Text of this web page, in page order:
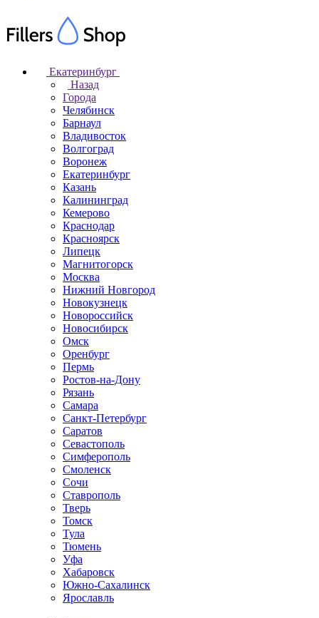
Екатеринбург
Назад
Города
Челябинск
Барнаул
Владивосток
Волгоград
Воронеж
Екатеринбург
Казань
Калининград
Кемерово
Краснодар
Красноярск
Липецк
Магнитогорск
Москва
Нижний Новгород
Новокузнецк
Новороссийск
Новосибирск
Омск
Оренбург
Пермь
Ростов-на-Дону
Рязань
Самара
Санкт-Петербург
Саратов
Севастополь
Симферополь
Смоленск
Сочи
Ставрополь
Тверь
Томск
Тула
Тюмень
Уфа
Хабаровск
Южно-Сахалинск
Ярославль